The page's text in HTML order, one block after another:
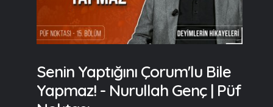
Senin Yaptığını Çorum'lu Bile
Yapmaz! - Nurullah Genç | Püf